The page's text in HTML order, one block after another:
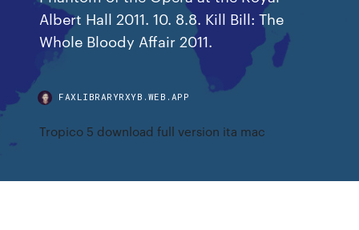
Albert Hall 2011. 10. 8.8. Kill Bill: The
Whole Bloody Affair 2011.
FAXLIBRARYRXYB.WEB.APP
Tropico 5 download full version ita mac